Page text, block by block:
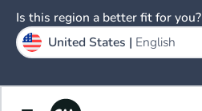
Is this region a better fit for you?
United States | English